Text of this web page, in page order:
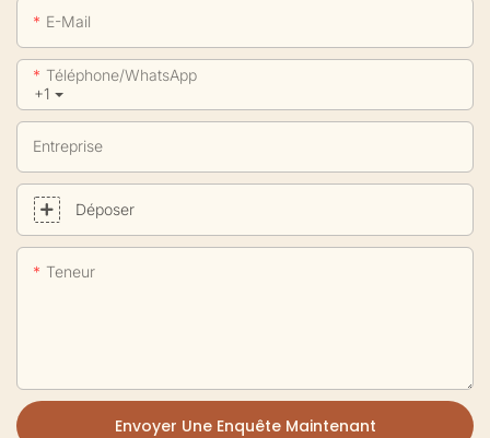
E-Mail
+1
Téléphone/WhatsApp
Entreprise
Déposer
Teneur
Envoyer Une Enquête Maintenant